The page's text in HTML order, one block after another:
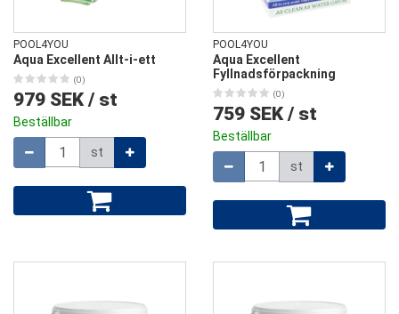
POOL4YOU
Aqua Excellent Allt-i-ett
(0)
979 SEK / st
Beställbar
st
POOL4YOU
Aqua Excellent
Fyllnadsförpackning
(0)
759 SEK / st
Beställbar
st